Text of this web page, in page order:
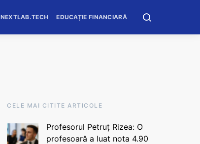
NEXTLAB.TECH EDUCAȚIE FINANCIARĂ
CELE MAI CITITE ARTICOLE
Profesorul Petruț Rizea: O
profesoară a luat nota 4.90